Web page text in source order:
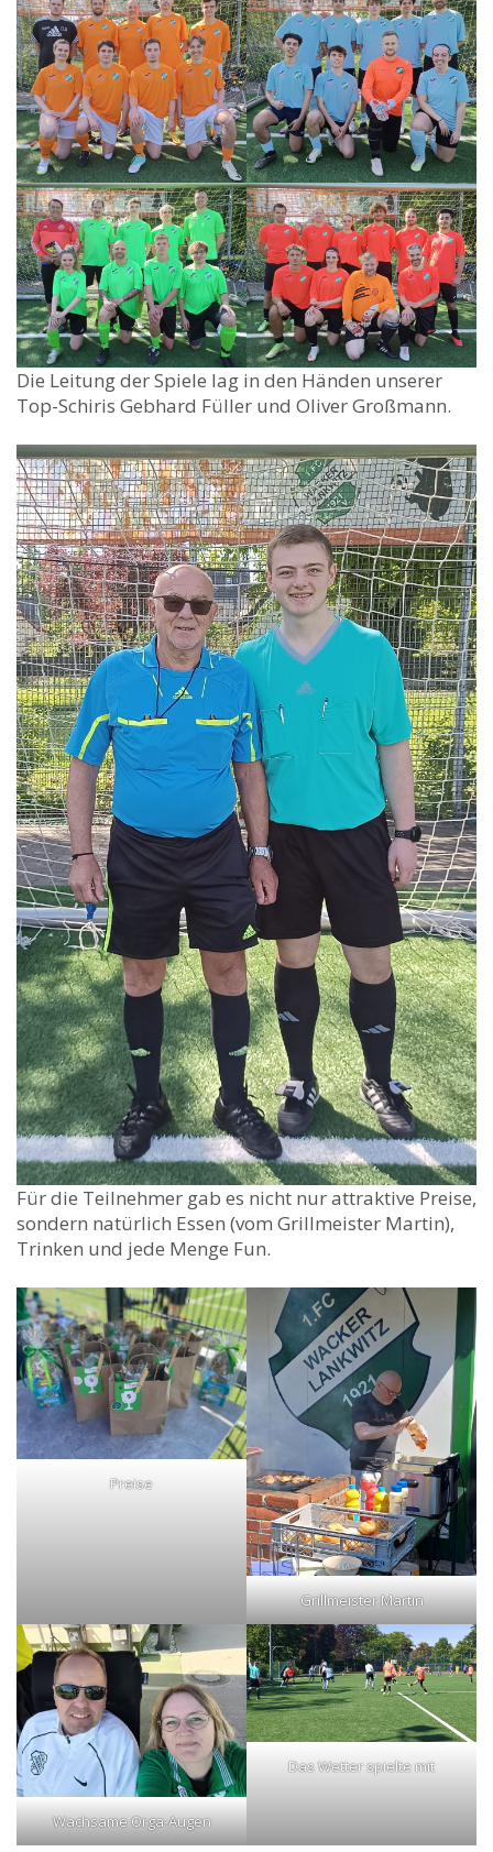
Die Leitung der Spiele lag in den Händen unserer
Top-Schiris Gebhard Füller und Oliver Großmann.
Für die Teilnehmer gab es nicht nur attraktive Preise,
sondern natürlich Essen (vom Grillmeister Martin),
Trinken und jede Menge Fun.
Preise
Grillmeister Martin
Wachsame Orga-Augen
Das Wetter spielte mit